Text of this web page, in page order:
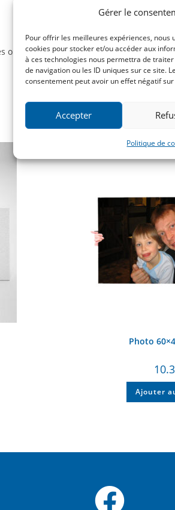
Gérer le
Pour offrir les meilleures expériences, nous
cookies pour stocker et/ou accéder aux
à ces technologies nous permettra de
de navigation ou les ID uniques sur ce site.
consentement peut avoir un effet négatif
Accepter
Politique de
ou différentes au choix
Photo
Ajouter